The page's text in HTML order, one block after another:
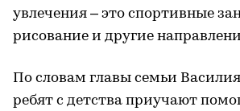
увлечения – это спортивные
рисование и другие
По словам главы семьи
ребят с детства приучают